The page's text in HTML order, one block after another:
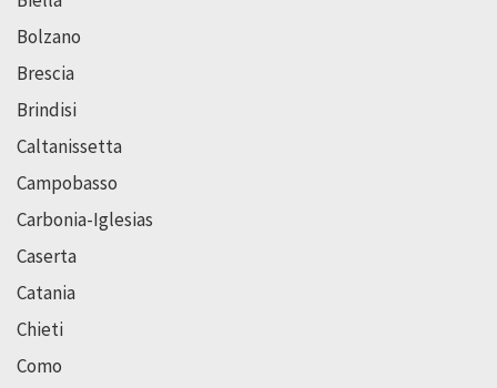
Bolzano
Brescia
Brindisi
Caltanissetta
Campobasso
Carbonia-Iglesias
Caserta
Catania
Chieti
Como